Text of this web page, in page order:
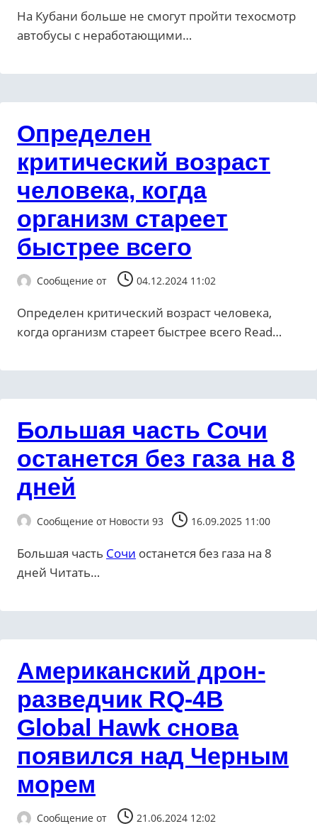
На Кубани больше не смогут пройти техосмотр
автобусы с неработающими…
Определен
критический возраст
человека, когда
организм стареет
быстрее всего
Сообщение от 04.12.2024 11:02
Определен критический возраст человека,
когда организм стареет быстрее всего ​Read…
Большая часть Сочи
останется без газа на 8
дней
Сообщение от Новости 93 16.09.2025 11:00
Большая часть Сочи останется без газа на 8
дней ​Читать…
Американский дрон-
разведчик RQ-4B
Global Hawk снова
появился над Черным
морем
Сообщение от 21.06.2024 12:02